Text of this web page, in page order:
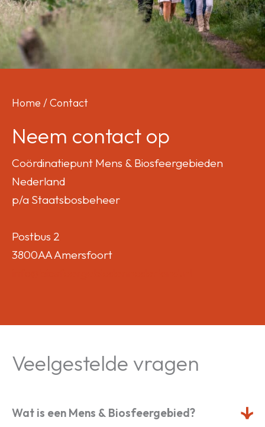
Home /Contact
Neem contact op
Coördinatiepunt Mens & Biosfeergebieden
Nederland
p/a Staatsbosbeheer
Postbus 2
3800AA Amersfoort
Veelgestelde vragen
Wat is een Mens & Biosfeergebied?